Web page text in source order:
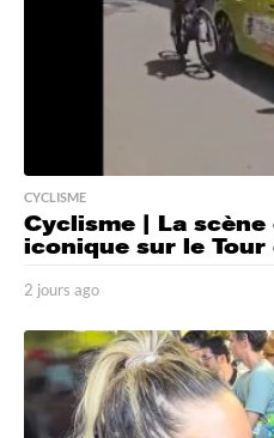
CYCLISME
Cyclisme | La
iconique sur le Tour
2 jours ago
o
u
r
s
a